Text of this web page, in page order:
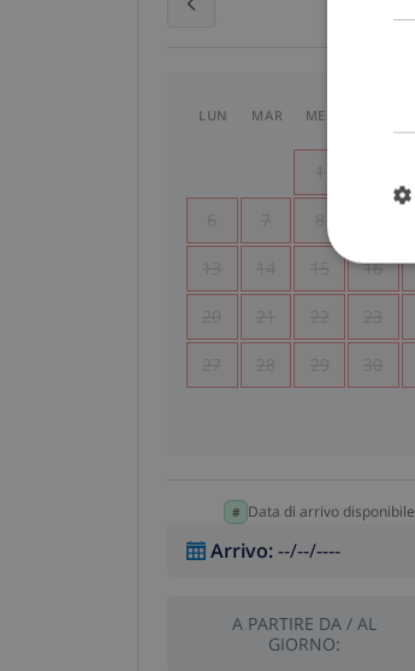
LUN MAR MER
1
6 7 8
13 14 15 16
20 21 22 23
27 28 29 30
Data di arrivo disponibile
Arrivo:--/--/----
A PARTIRE DA / AL
GIORNO: